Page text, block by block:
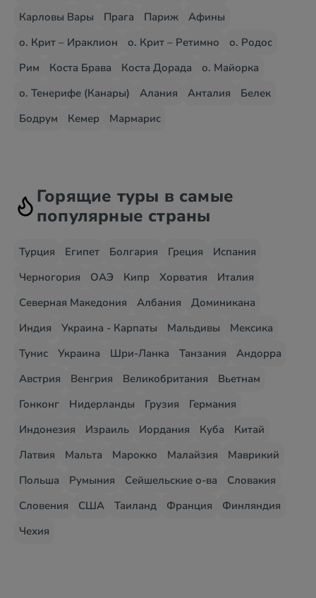
Карловы Вары Прага Париж
Афины
о. Крит – Ираклион
о. Крит – Ретимно
о. Родос
Рим
Коста Брава Коста Дорада
о. Майорка
о. Тенерифе (Канары)
Алания Анталия
Белек
Бодрум
Кемер Мармарис
Горящие туры в самые
популярные страны
Турция Египет Болгария Греция
Испания
Черногория
ОАЭ Кипр Хорватия
Италия
Северная Македония
Албания
Доминикана
Индия
Украина - Карпаты Мальдивы
Мексика
Тунис
Украина Шри-Ланка Танзания
Андорра
Австрия
Венгрия Великобритания
Вьетнам
Гонконг
Нидерланды Грузия
Германия
Индонезия
Израиль Иордания Куба
Китай
Латвия
Мальта Марокко Малайзия
Маврикий
Польша
Румыния Сейшельские о-ва
Словакия
Словения
США Таиланд Франция
Финляндия
Чехия